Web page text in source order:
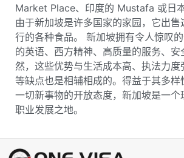
Market Place、印度的 Mustafa 或日
由于新加坡是许多国家的家园，它出售
行的各种食品。 新加坡拥有令人惊叹
的英语、西方精神、高质量的服务、安
然，这些优势与生活成本高、执法力度
等缺点也是相辅相成的。得益于其多
一切新事物的开放态度，新加坡是一个
职业发展之地。